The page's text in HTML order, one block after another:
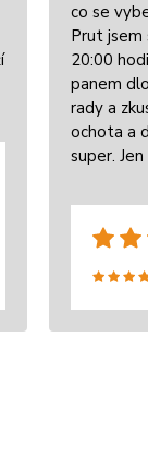
co se
Prut jsem
20:00
panem
rady a
ochota a
super.